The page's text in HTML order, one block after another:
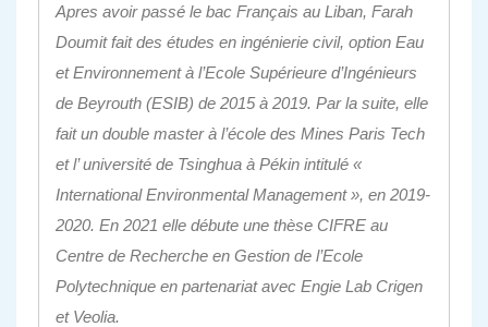
Apres avoir passé le bac Français au Liban, Farah
Doumit fait des études en ingénierie civil, option Eau
et Environnement à l’Ecole Supérieure d’Ingénieurs
de Beyrouth (ESIB) de 2015 à 2019. Par la suite, elle
fait un double master à l’école des Mines Paris Tech
et l’ université de Tsinghua à Pékin intitulé «
International Environmental Management », en 2019-
2020. En 2021 elle débute une thèse CIFRE au
Centre de Recherche en Gestion de l’Ecole
Polytechnique en partenariat avec Engie Lab Crigen
et Veolia.